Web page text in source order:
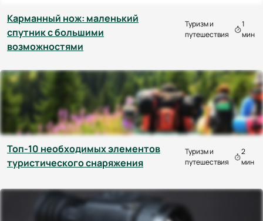
Карманный нож: маленький
спутник с большими
возможностями
Туризм и
путешествия
1
мин
Топ-10 необходимых элементов
туристического снаряжения
Туризм и
путешествия
2
мин